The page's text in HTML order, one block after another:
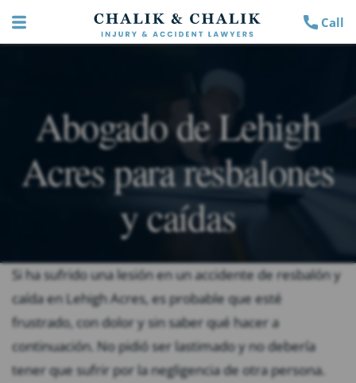
Call
Abogado de Lehigh
Acres para resbalones
y caídas
Si ha sufrido una lesión en un accidente de resbalón y
caída en Lehigh Acres, es probable que esté
frustrado, con dolor y sin saber qué hacer a
continuación. No pidió ser lastimado y no debería
tener que sufrir por la negligencia de otra persona.